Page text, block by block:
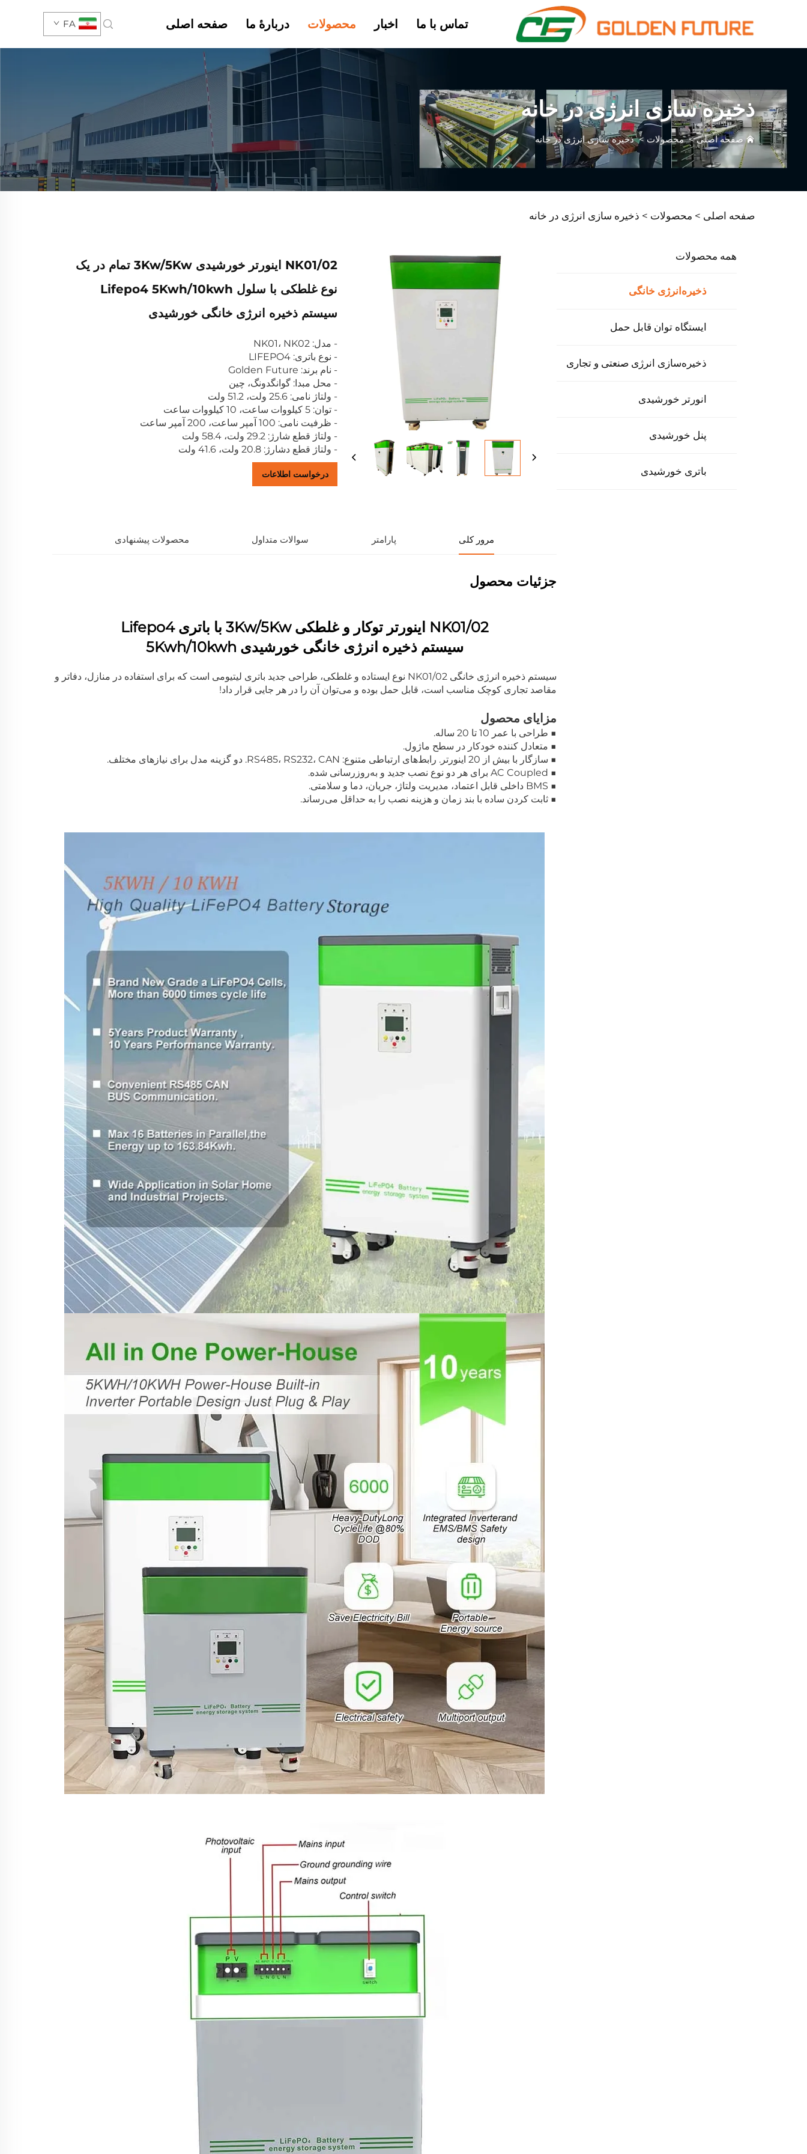
صفحه اصلی دربارهٔ ما محصولات اخبار تماس با ما FA
ذخیره سازی انرژی در خانه
صفحه اصلی>محصولات >ذخیره سازی انرژی در خانه
صفحه اصلی > محصولات > ذخیره سازی انرژی در خانه
همه محصولات
ذخیره‌انرژی خانگی
ایستگاه توان قابل حمل
ذخیره‌سازی انرژی صنعتی و تجاری
انورتر خورشیدی
پنل خورشیدی
باتری خورشیدی
NK01/02 اینورتر خورشیدی 3Kw/5Kw تمام در یک
نوع غلطکی با سلول Lifepo4 5Kwh/10kwh
سیستم ذخیره انرژی خانگی خورشیدی
- مدل: NK01، NK02
- نوع باتری: LIFEPO4
- نام برند: Golden Future
- محل مبدا: گوانگدونگ، چین
- ولتاژ نامی: 25.6 ولت، 51.2 ولت
- توان: 5 کیلووات ساعت، 10 کیلووات ساعت
- ظرفیت نامی: 100 آمپر ساعت، 200 آمپر ساعت
- ولتاژ قطع شارژ: 29.2 ولت، 58.4 ولت
- ولتاژ قطع دشارژ: 20.8 ولت، 41.6 ولت
درخواست اطلاعات
مرور کلی پارامتر سوالات متداول محصولات پیشنهادی
جزئیات محصول
NK01/02 اینورتر توکار و غلطکی 3Kw/5Kw با باتری Lifepo4
سیستم ذخیره انرژی خانگی خورشیدی 5Kwh/10kwh
سیستم ذخیره انرژی خانگی NK01/02 نوع ایستاده و غلطکی، طراحی جدید باتری لیتیومی است که برای استفاده در منازل، دفاتر و
مقاصد تجاری کوچک مناسب است، قابل حمل بوده و می‌توان آن را در هر جایی قرار داد!
مزایای محصول
■ طراحی با عمر 10 تا 20 ساله.
■ متعادل کننده خودکار در سطح ماژول.
■ سازگار با بیش از 20 اینورتر. رابط‌های ارتباطی متنوع: RS485، RS232، CAN. دو گزینه مدل برای نیازهای مختلف.
■ AC Coupled برای هر دو نوع نصب جدید و به‌روزرسانی شده.
■ BMS داخلی قابل اعتماد، مدیریت ولتاژ، جریان، دما و سلامتی.
■ ثابت کردن ساده با بند زمان و هزینه نصب را به حداقل می‌رساند.